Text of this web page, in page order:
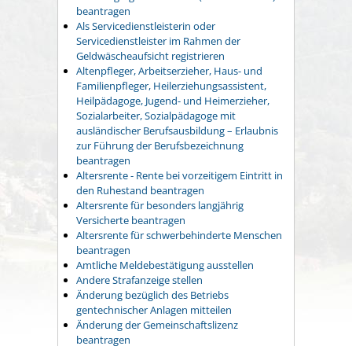
beantragen
Als Servicedienstleisterin oder
Servicedienstleister im Rahmen der
Geldwäscheaufsicht registrieren
Altenpfleger, Arbeitserzieher, Haus- und
Familienpfleger, Heilerziehungsassistent,
Heilpädagoge, Jugend- und Heimerzieher,
Sozialarbeiter, Sozialpädagoge mit
ausländischer Berufsausbildung – Erlaubnis
zur Führung der Berufsbezeichnung
beantragen
Altersrente - Rente bei vorzeitigem Eintritt in
den Ruhestand beantragen
Altersrente für besonders langjährig
Versicherte beantragen
Altersrente für schwerbehinderte Menschen
beantragen
Amtliche Meldebestätigung ausstellen
Andere Strafanzeige stellen
Änderung bezüglich des Betriebs
gentechnischer Anlagen mitteilen
Änderung der Gemeinschaftslizenz
beantragen